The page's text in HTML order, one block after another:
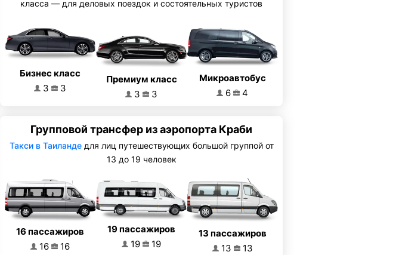
класса — для деловых поездок и состоятельных туристов
Бизнес класс
3
3
Премиум класс
3
3
Микроавтобус
6
4
Групповой трансфер из аэропорта Краби
Такси в Таиландедля лиц путешествующих большой группой от
13 до 19 человек
16 пассажиров
16
16
19 пассажиров
19
19
13 пассажиров
13
13